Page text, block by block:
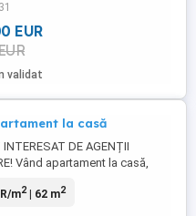
, se poate construi,in zona
constructii.sprafata ...
EUR
validat
la casă
DE AGENȚII
Vând apartament la casă,
are două intrări. Prima
m2| 62 m2